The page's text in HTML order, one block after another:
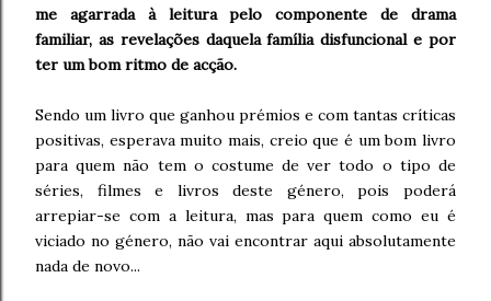
me agarrada à leitura pelo componente de drama
familiar, as revelações daquela família disfuncional e por
ter um bom ritmo de acção.
Sendo um livro que ganhou prémios e com tantas críticas
positivas, esperava muito mais, creio que é um bom livro
para quem não tem o costume de ver todo o tipo de
séries, filmes e livros deste género, pois poderá
arrepiar-se com a leitura, mas para quem como eu é
viciado no género, não vai encontrar aqui absolutamente
nada de novo...